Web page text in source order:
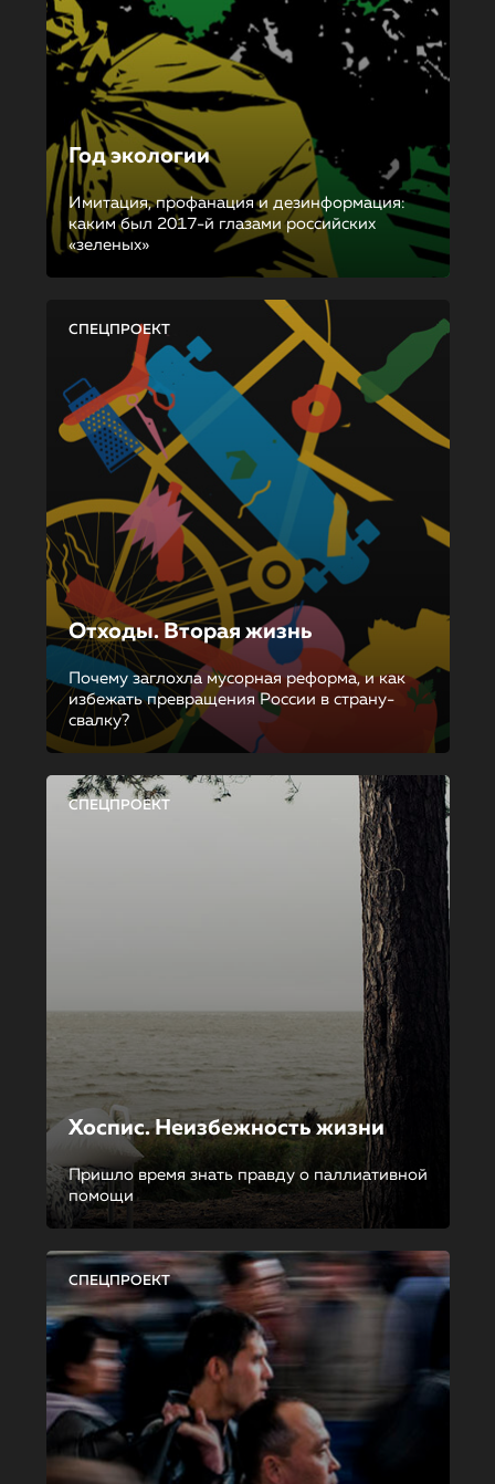
Год экологии
Имитация, профанация и дезинформация:
каким был 2017-й глазами российских
«зеленых»
СПЕЦПРОЕКТ
Отходы. Вторая жизнь
Почему заглохла мусорная реформа, и как
избежать превращения России в страну-
свалку?
СПЕЦПРОЕКТ
Хоспис. Неизбежность жизни
Пришло время знать правду о паллиативной
помощи
СПЕЦПРОЕКТ